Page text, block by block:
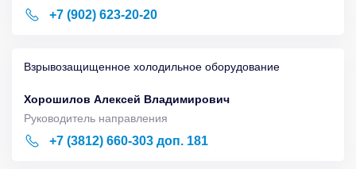
+7 (902) 623-20-20
Взрывозащищенное холодильное оборудование
Хорошилов Алексей Владимирович
Руководитель направления
+7 (3812) 660-303 доп. 181